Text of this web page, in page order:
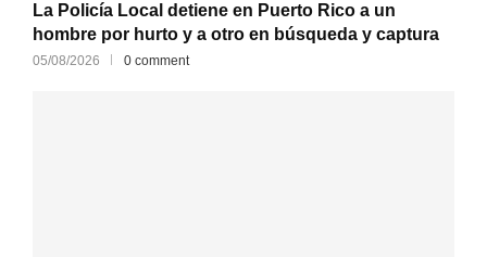
La Policía Local detiene en Puerto Rico a un
hombre por hurto y a otro en búsqueda y captura
05/08/2026 0 comment